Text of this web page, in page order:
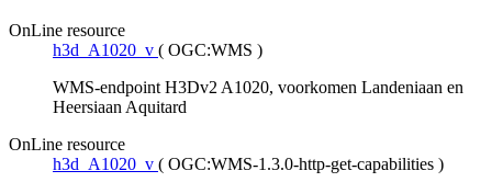
OnLine resource
h3d_A1020_v ( OGC:WMS )
WMS-endpoint H3Dv2 A1020, voorkomen Landeniaan en
Heersiaan Aquitard
OnLine resource
h3d_A1020_v ( OGC:WMS-1.3.0-http-get-capabilities )